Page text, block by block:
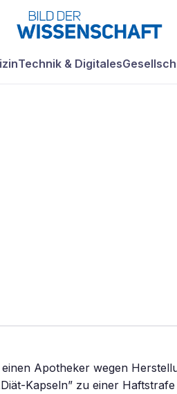
Technik & Digitales
Apotheker wegen
Kapseln” zu einer